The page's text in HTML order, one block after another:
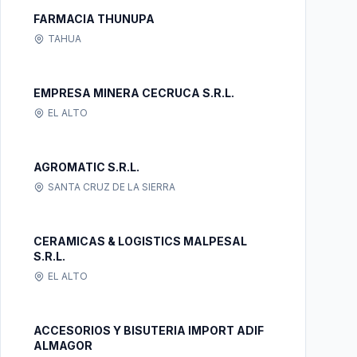
FARMACIA THUNUPA
TAHUA
EMPRESA MINERA CECRUCA S.R.L.
EL ALTO
AGROMATIC S.R.L.
SANTA CRUZ DE LA SIERRA
CERAMICAS & LOGISTICS MALPESAL
S.R.L.
EL ALTO
ACCESORIOS Y BISUTERIA IMPORT ADIF
ALMAGOR